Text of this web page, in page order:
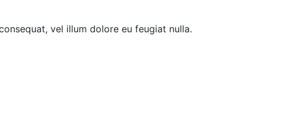
vel illum dolore eu feugiat nulla.